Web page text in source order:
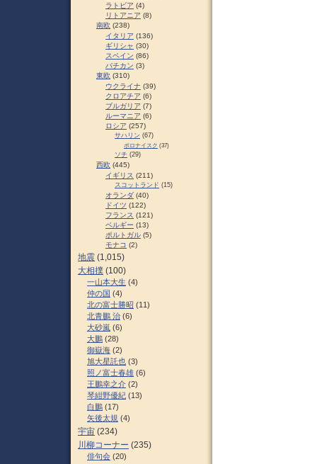
ラトビア (4)
リトアニア (8)
南欧 (238)
イタリア (136)
ギリシャ (30)
スペイン (86)
バチカン (3)
東欧 (310)
ウクライナ (39)
クロアチア (6)
ブルガリア (7)
ルーマニア (6)
ロシア (257)
サハリン (67)
ポロナイスク (37)
ソチ (29)
西欧 (445)
イギリス (211)
スコットランド (15)
オランダ (40)
ドイツ (122)
フランス (121)
ベルギー (13)
ポルトガル (5)
モナコ (2)
地震 (1,015)
大相撲 (100)
一山本大生 (4)
仲の国 (4)
北の富士勝昭 (11)
北青鵬 治 (6)
大砂嵐 (6)
大鵬 (28)
御嶽海 (2)
旭大星託也 (3)
照ノ富士春雄 (6)
王鵬幸之介 (2)
琴紺野優紀 (13)
白鵬 (17)
矢後太規 (4)
宇宙 (234)
川柳コーナー (235)
俳句会 (20)